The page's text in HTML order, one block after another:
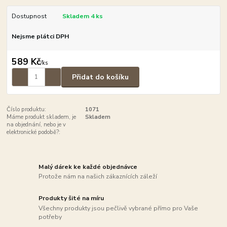
Dostupnost Skladem 4 ks
Nejsme plátci DPH
589 Kč/ks
Přidat do košíku
Číslo produktu:
1071
Máme produkt skladem, je
na objednání, nebo je v
elektronické podobě?:
Skladem
Malý dárek ke každé objednávce
Protože nám na našich zákaznících záleží
Produkty šité na míru
Všechny produkty jsou pečlivě vybrané přímo pro Vaše
potřeby